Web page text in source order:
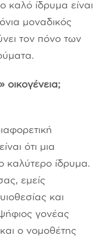
καλό ίδρυμα είναι
μοναδικός
τον πόνο των
οικογένεια;
ότι μια
καλύτερο ίδρυμα.
εμείς
και
γονέας
ο νομοθέτης